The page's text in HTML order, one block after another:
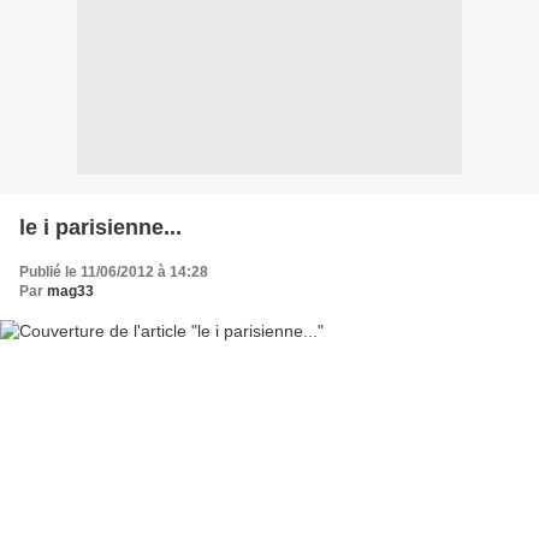
le i parisienne...
Publié le 11/06/2012 à 14:28
Par mag33